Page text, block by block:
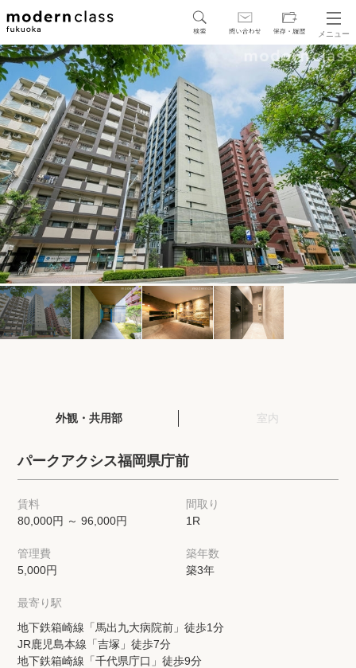
メニュー
SEARCH
地図から探す 駅・路線から探す
区から探す
人気エリアから探す
アクセスランキング
保存した検索条件
店舗・スタッフ紹介
希望条件を伝えてプロに探してもらう
来店予約
各種お問い合わせ
高級賃貸物件コラム modern classについて
外観・共用部 室内
パークアクシス福岡県庁前
賃料
80,000円 ～ 96,000円
間取り
1R
管理費
5,000円
築年数
築3年
最寄り駅
地下鉄箱崎線「馬出九大病院前」徒歩1分
JR鹿児島本線「吉塚」徒歩7分
地下鉄箱崎線「千代県庁口」徒歩9分